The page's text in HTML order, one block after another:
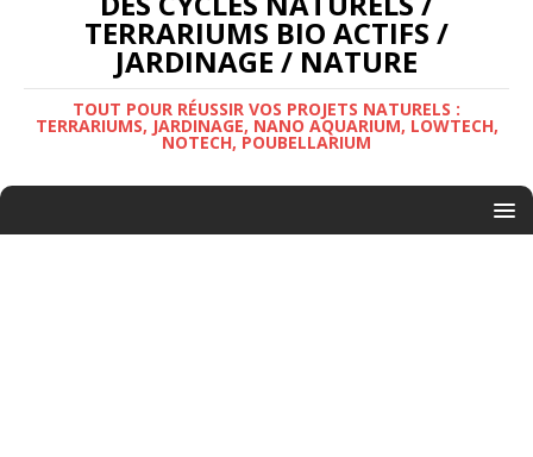
TERRARIUMS BIO ACTIFS /
JARDINAGE / NATURE
TOUT POUR RÉUSSIR VOS PROJETS NATURELS :
TERRARIUMS, JARDINAGE, NANO AQUARIUM, LOWTECH,
NOTECH, POUBELLARIUM